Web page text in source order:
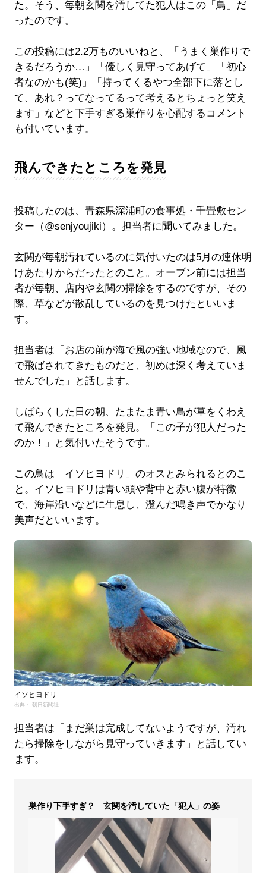
た。そう、毎朝玄関を汚してた犯人はこの「鳥」だ
ったのです。
この投稿には2.2万ものいいねと、「うまく巣作りで
きるだろうか…」「優しく見守ってあげて」「初心
者なのかも(笑)」「持ってくるやつ全部下に落とし
て、あれ？ってなってるって考えるとちょっと笑え
ます」などと下手すぎる巣作りを心配するコメント
も付いています。
飛んできたところを発見
投稿したのは、青森県深浦町の食事処・千畳敷セン
ター（@senjyoujiki）。担当者に聞いてみました。
玄関が毎朝汚れているのに気付いたのは5月の連休明
けあたりからだったとのこと。オープン前には担当
者が毎朝、店内や玄関の掃除をするのですが、その
際、草などが散乱しているのを見つけたといいま
す。
担当者は「お店の前が海で風の強い地域なので、風
で飛ばされてきたものだと、初めは深く考えていま
せんでした」と話します。
しばらくした日の朝、たまたま青い鳥が草をくわえ
て飛んできたところを発見。「この子が犯人だった
のか！」と気付いたそうです。
この鳥は「イソヒヨドリ」のオスとみられるとのこ
と。イソヒヨドリは青い頭や背中と赤い腹が特徴
で、海岸沿いなどに生息し、澄んだ鳴き声でかなり
美声だといいます。
イソヒヨドリ
出典： 朝日新聞社
担当者は「まだ巣は完成してないようですが、汚れ
たら掃除をしながら見守っていきます」と話してい
ます。
巣作り下手すぎ？ 玄関を汚していた「犯人」の姿